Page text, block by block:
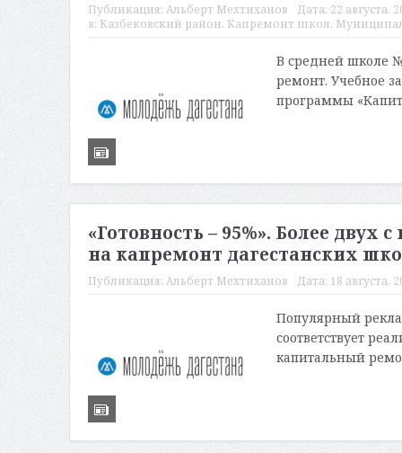
Публикация: Альберт Мехтиханов Дата: 22 августа,
в: Казбековский район, Капремонт школ,
В средней школе
ремонт. Учебное
программы
«Готовность – 95%». Более
на капремонт дагестанских
Публикация: Альберт Мехтиханов Дата: 18 августа,
Популярный
соответствует
капитальный